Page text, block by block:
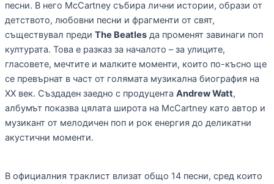
песни. В него McCartney събира лични истории, образи от
детството, любовни песни и фрагменти от свят,
съществувал преди The Beatles да променят завинаги поп
културата. Това е разказ за началото – за улиците,
гласовете, мечтите и малките моменти, които по-късно ще
се превърнат в част от голямата музикална биография на
XX век. Създаден заедно с продуцента Andrew Watt,
албумът показва цялата широта на McCartney като автор и
музикант от мелодичен поп и рок енергия до деликатни
акустични моменти.
В официалния траклист влизат общо 14 песни, сред които